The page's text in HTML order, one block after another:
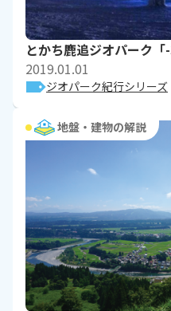
とかち鹿追ジオパーク
2019.01.01
ジオパーク紀行シリーズ
地盤・建物の解説